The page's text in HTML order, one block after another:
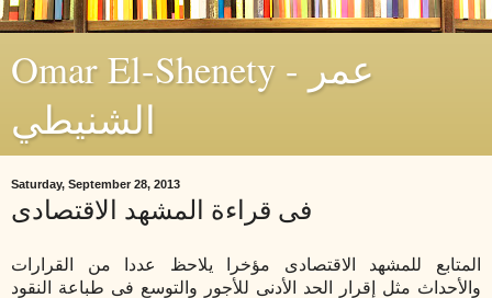
Omar El-Shenety - عمر
الشنيطي
Saturday, September 28, 2013
فى قراءة المشهد الاقتصادى
المتابع للمشهد الاقتصادى مؤخرا يلاحظ عددا من القرارات
والأحداث مثل إقرار الحد الأدنى للأجور والتوسع فى طباعة النقود